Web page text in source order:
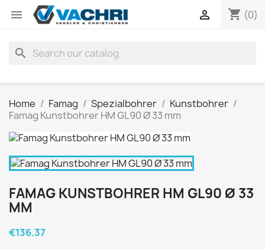
 shopping_cart (0)

search
Home Famag Spezialbohrer
Kunstbohrer
Famag Kunstbohrer HM GL90 Ø 33 mm
FAMAG KUNSTBOHRER HM GL90 Ø 33
MM
€136.37